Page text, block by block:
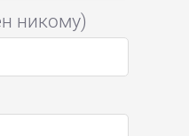
никому)